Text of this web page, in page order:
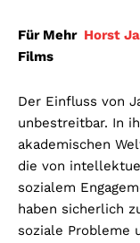
Für Mehr Horst
Films
Der Einfluss von
unbestreitbar. In
akademischen
die von
sozialem
haben sicherlich
soziale Probleme